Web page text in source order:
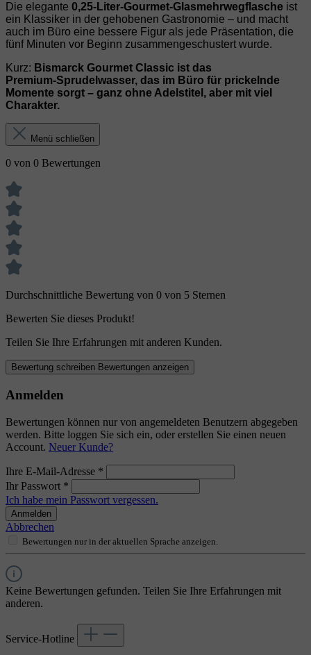
Die elegante 0,25‑Liter‑Gourmet‑Glasmehrwegflasche ist
ein Klassiker in der gehobenen Gastronomie – und macht
auch im Büro eine bessere Figur als jede Präsentation, die
fünf Minuten vor Beginn zusammengeschustert wurde.
Kurz: Bismarck Gourmet Classic ist das
Premium‑Sprudelwasser, das im Büro für prickelnde
Momente sorgt – ganz ohne Adelstitel, aber mit viel
Charakter.
Menü schließen
0 von 0 Bewertungen
Durchschnittliche Bewertung von 0 von 5 Sternen
Bewerten Sie dieses Produkt!
Teilen Sie Ihre Erfahrungen mit anderen Kunden.
Bewertung schreiben Bewertungen anzeigen
Anmelden
Bewertungen können nur von angemeldeten Benutzern abgegeben
werden. Bitte loggen Sie sich ein, oder erstellen Sie einen neuen
Account. Neuer Kunde?
Ihre E-Mail-Adresse *
Ihr Passwort *
Ich habe mein Passwort vergessen.
Anmelden
Abbrechen
Bewertungen nur in der aktuellen Sprache anzeigen.
Keine Bewertungen gefunden. Teilen Sie Ihre Erfahrungen mit
anderen.
Service-Hotline